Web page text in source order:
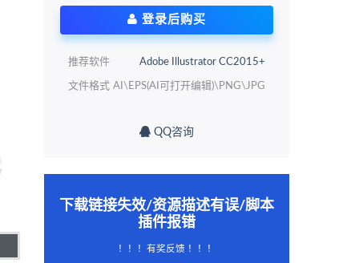
登录后购买
推荐软件 Adobe Illustrator CC2015+
文件格式 AI\EPS(AI可打开编辑)\PNG\JPG
QQ咨询
下载链接失效/资源描述有误/脚本
插件报错
！！！有奖反馈 ！！！